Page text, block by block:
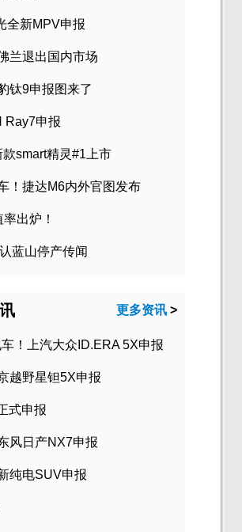
全新MPV申报
兰退出国内市场
钛9申报图来了
Ray7申报
smart精灵#1上市
！捷达M6内外官图发布
出炉！
蓝山停产传闻
更多资讯 >
！上汽大众ID.ERA 5X申报
越野星钽5X申报
式申报
风日产NX7申报
纯电SUV申报